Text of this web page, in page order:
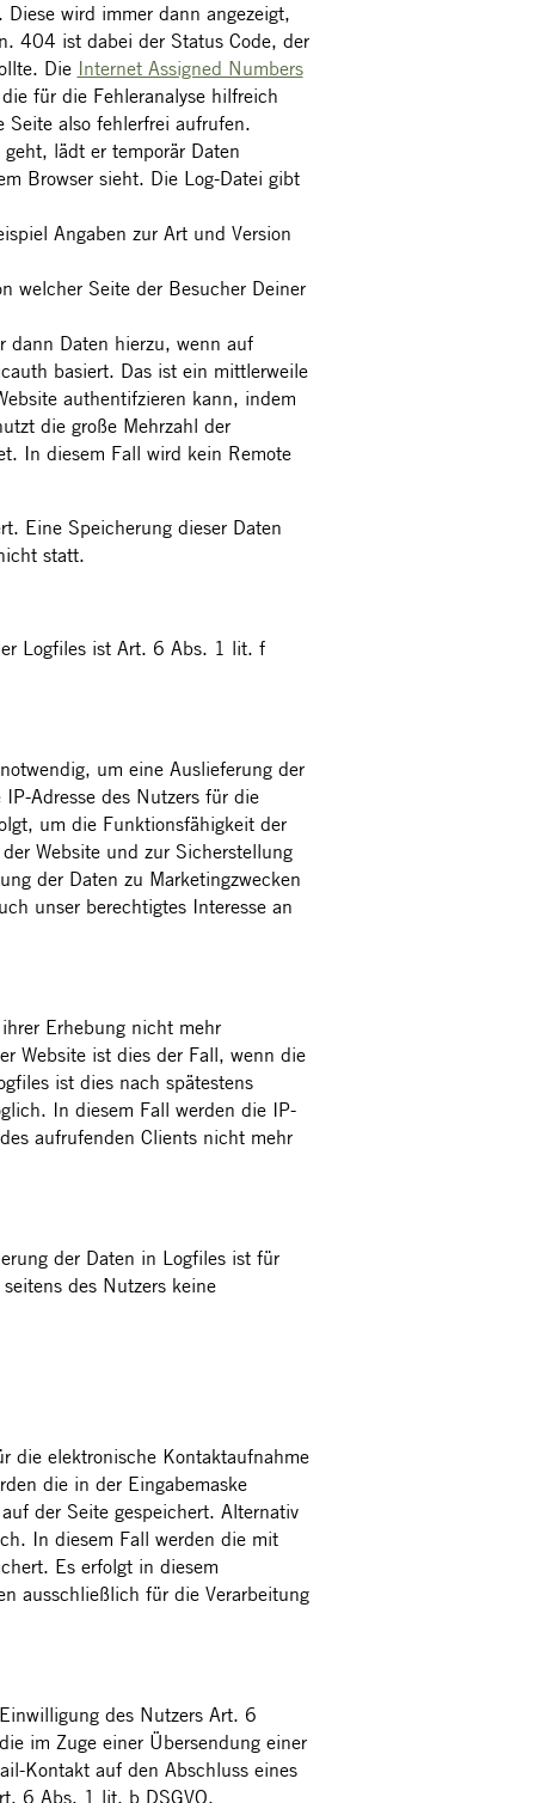
wird immer dann angezeigt,
404 ist dabei der Status Code, der
Die Internet Assigned Numbers
für die Fehleranalyse hilfreich
also fehlerfrei aufrufen.
lädt er temporär Daten
Browser sieht. Die Log-Datei gibt
Angaben zur Art und Version
welcher Seite der Besucher Deiner
dann Daten hierzu, wenn auf
basiert. Das ist ein mittlerweile
authentifzieren kann, indem
die große Mehrzahl der
In diesem Fall wird kein Remote
Eine Speicherung dieser Daten
statt.
Logfiles ist Art. 6 Abs. 1 lit. f
um eine Auslieferung der
Adresse des Nutzers für die
um die Funktionsfähigkeit der
Website und zur Sicherstellung
der Daten zu Marketingzwecken
unser berechtigtes Interesse an
Erhebung nicht mehr
Website ist dies der Fall, wenn die
ist dies nach spätestens
In diesem Fall werden die IP-
aufrufenden Clients nicht mehr
der Daten in Logfiles ist für
des Nutzers keine
die elektronische Kontaktaufnahme
die in der Eingabemaske
der Seite gespeichert. Alternativ
In diesem Fall werden die mit
Es erfolgt in diesem
ausschließlich für die Verarbeitung
des Nutzers Art. 6
im Zuge einer Übersendung einer
Kontakt auf den Abschluss eines
6 Abs. 1 lit. b DSGVO.